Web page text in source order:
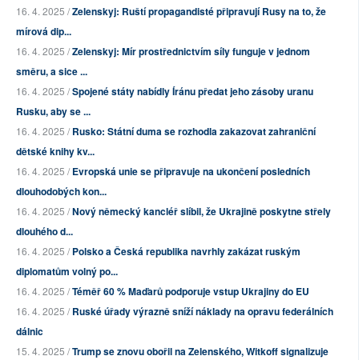
16. 4. 2025 /Zelenskyj: Ruští propagandisté připravují Rusy na to, že
mírová dip...
16. 4. 2025 /Zelenskyj: Mír prostřednictvím síly funguje v jednom
směru, a sice ...
16. 4. 2025 /Spojené státy nabídly Íránu předat jeho zásoby uranu
Rusku, aby se ...
16. 4. 2025 /Rusko: Státní duma se rozhodla zakazovat zahraniční
dětské knihy kv...
16. 4. 2025 /Evropská unie se připravuje na ukončení posledních
dlouhodobých kon...
16. 4. 2025 /Nový německý kancléř slíbil, že Ukrajině poskytne střely
dlouhého d...
16. 4. 2025 /Polsko a Česká republika navrhly zakázat ruským
diplomatům volný po...
16. 4. 2025 /Téměř 60 % Maďarů podporuje vstup Ukrajiny do EU
16. 4. 2025 /Ruské úřady výrazně sníží náklady na opravu federálních
dálnic
15. 4. 2025 /Trump se znovu obořil na Zelenského, Witkoff signalizuje